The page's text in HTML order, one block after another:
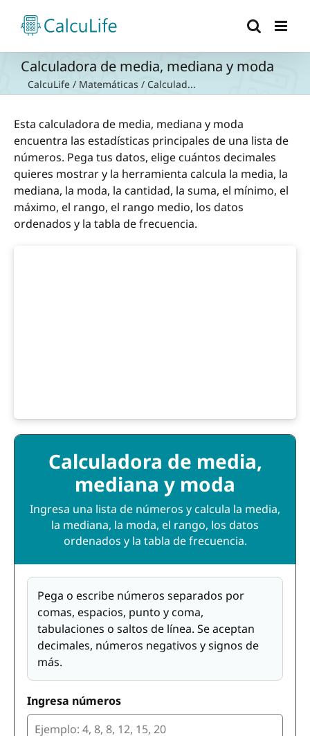
contenido
Calculadora de media, mediana y moda
CalcuLife / Matemáticas / Calculad...
Esta calculadora de media, mediana y moda
encuentra las estadísticas principales de una lista de
números. Pega tus datos, elige cuántos decimales
quieres mostrar y la herramienta calcula la media, la
mediana, la moda, la cantidad, la suma, el mínimo, el
máximo, el rango, el rango medio, los datos
ordenados y la tabla de frecuencia.
Calculadora de media,
mediana y moda
Ingresa una lista de números y calcula la media,
la mediana, la moda, el rango, los datos
ordenados y la tabla de frecuencia.
Pega o escribe números separados por
comas, espacios, punto y coma,
tabulaciones o saltos de línea. Se aceptan
decimales, números negativos y signos de
más.
Ingresa números